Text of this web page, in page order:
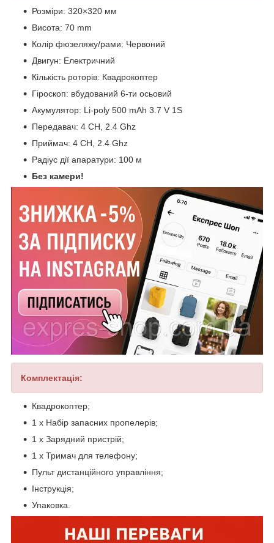
Розміри: 320×320 мм
Висота: 70 mm
Колір фюзеляжу/рами: Червоний
Двигун: Електричний
Кількість роторів: Квадрокоптер
Гіроскоп: вбудований 6-ти осьовий
Акумулятор: Li-poly 500 mAh 3.7 V 1S
Передавач: 4 CH, 2.4 Ghz
Приймач: 4 CH, 2.4 Ghz
Радіус дії апаратури: 100 м
Без камери!
Комплектація:
Квадрокоптер;
1 x Набір запасних пропелерів;
1 x Зарядний пристрій;
1 х Тримач для телефону;
Пульт дистанційного управління;
Інструкція;
Упаковка.